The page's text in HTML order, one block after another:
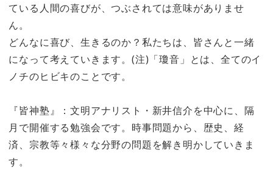
ている人間の喜びが、つぶされては意味がありませ
ん。
どんなに喜び、生きるのか？私たちは、皆さんと一緒
になって考えていきます。(注)「瓊音」とは、全てのイ
ノチのヒビキのことです。
『皆神塾』：文明アナリスト・新井信介を中心に、隔
月で開催する勉強会です。時事問題から、歴史、経
済、宗教等々様々な分野の問題を解き明かしていきま
す。